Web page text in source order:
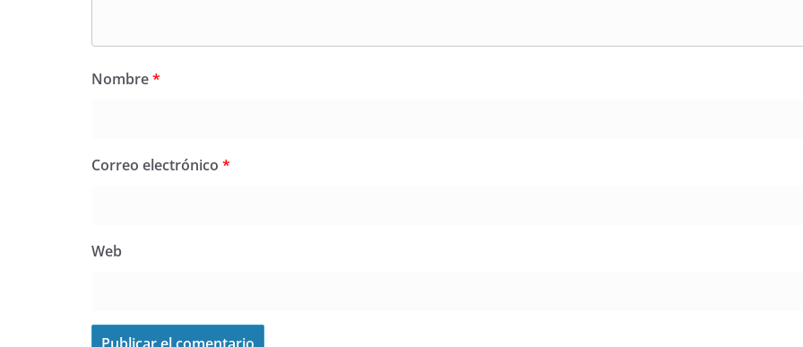
Nombre*
Correo electrónico *
Web